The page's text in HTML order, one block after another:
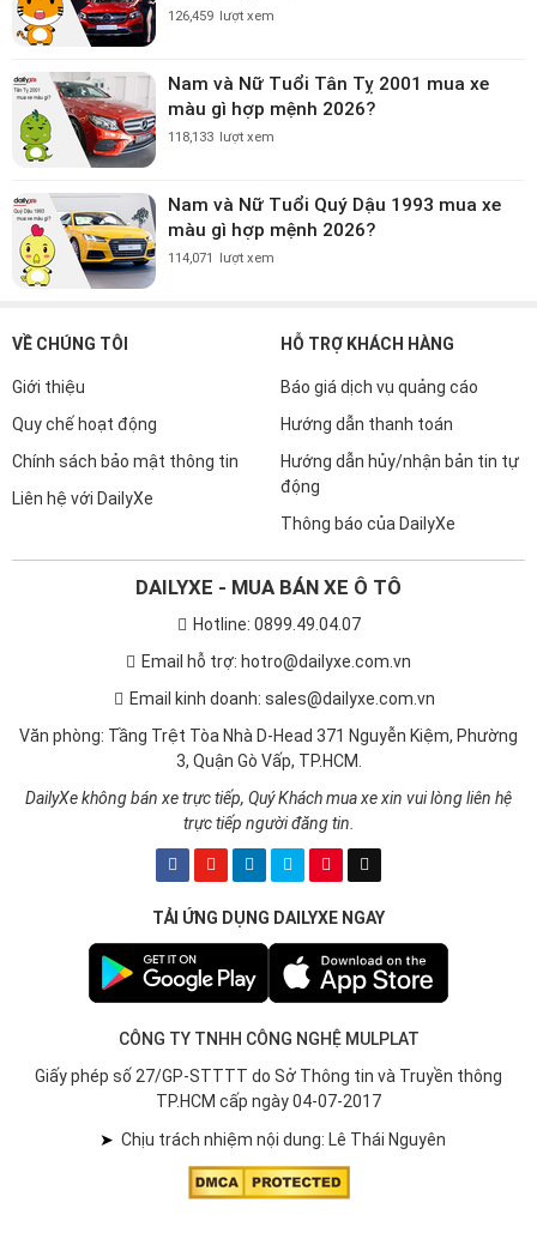
126,459 lượt xem
Nam và Nữ Tuổi Tân Tỵ 2001 mua xe
màu gì hợp mệnh 2026?
118,133 lượt xem
Nam và Nữ Tuổi Quý Dậu 1993 mua xe
màu gì hợp mệnh 2026?
114,071 lượt xem
VỀ CHÚNG TÔI
Giới thiệu
Quy chế hoạt động
Chính sách bảo mật thông tin
Liên hệ với DailyXe
HỖ TRỢ KHÁCH HÀNG
Báo giá dịch vụ quảng cáo
Hướng dẫn thanh toán
Hướng dẫn hủy/nhận bản tin tự
động
Thông báo của DailyXe
DAILYXE - MUA BÁN XE Ô TÔ
Hotline: 0899.49.04.07
Email hỗ trợ: hotro@dailyxe.com.vn
Email kinh doanh: sales@dailyxe.com.vn
Văn phòng: Tầng Trệt Tòa Nhà D-Head 371 Nguyễn Kiệm, Phường
3, Quận Gò Vấp, TP.HCM.
DailyXe không bán xe trực tiếp, Quý Khách mua xe xin vui lòng liên hệ
trực tiếp người đăng tin.
TẢI ỨNG DỤNG DAILYXE NGAY
CÔNG TY TNHH CÔNG NGHỆ MULPLAT
Giấy phép số 27/GP-STTTT do Sở Thông tin và Truyền thông
TP.HCM cấp ngày 04-07-2017
➤ Chịu trách nhiệm nội dung: Lê Thái Nguyên